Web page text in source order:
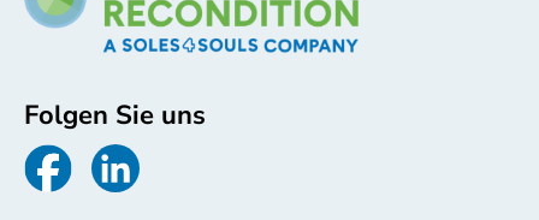
Folgen Sie uns